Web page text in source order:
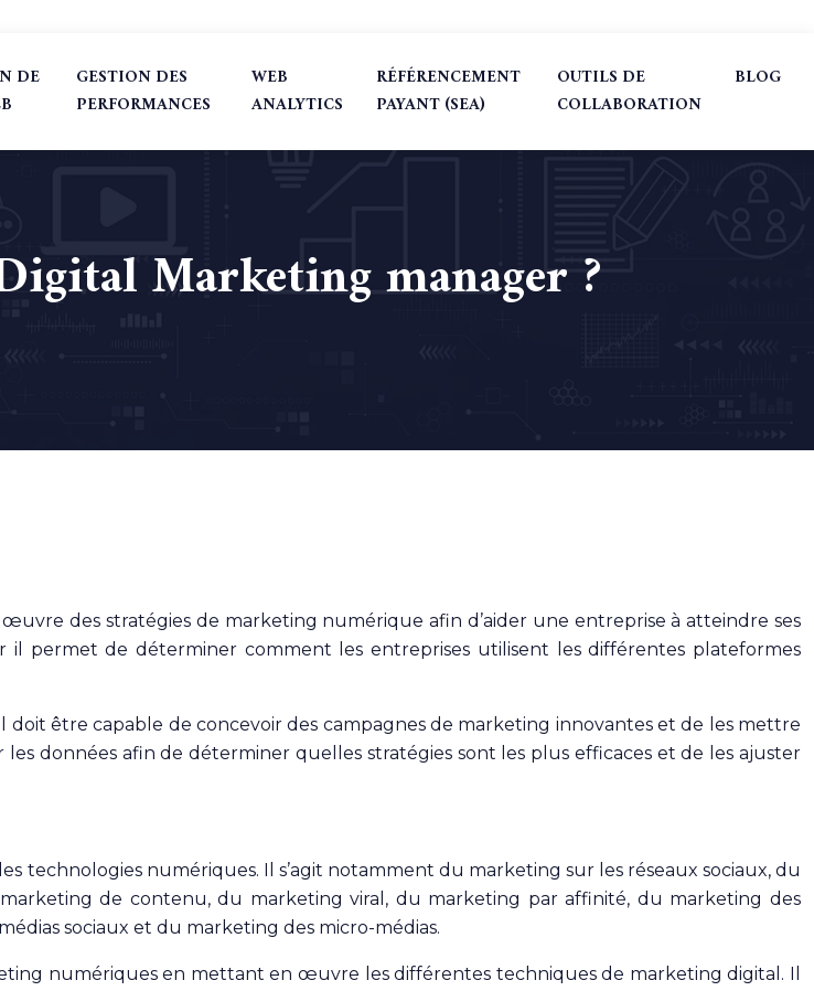
DE
GESTION DES
PERFORMANCES
WEB
ANALYTICS
RÉFÉRENCEMENT
PAYANT (SEA)
OUTILS DE
COLLABORATION
BLOG
Marketing manager ?
des stratégies de marketing numérique afin d’aider une entreprise à atteindre ses
il permet de déterminer comment les entreprises utilisent les différentes plateformes
être capable de concevoir des campagnes de marketing innovantes et de les mettre
données afin de déterminer quelles stratégies sont les plus efficaces et de les ajuster
technologies numériques. Il s’agit notamment du marketing sur les réseaux sociaux, du
de contenu, du marketing viral, du marketing par affinité, du marketing des
sociaux et du marketing des micro-médias.
numériques en mettant en œuvre les différentes techniques de marketing digital. Il